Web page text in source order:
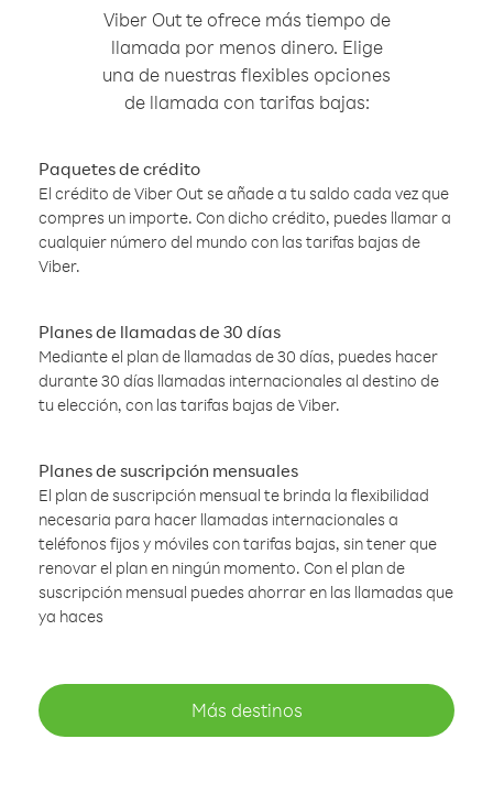
Viber Out te ofrece más tiempo de
llamada por menos dinero. Elige
una de nuestras flexibles opciones
de llamada con tarifas bajas:
Paquetes de crédito
El crédito de Viber Out se añade a tu saldo cada vez que
compres un importe. Con dicho crédito, puedes llamar a
cualquier número del mundo con las tarifas bajas de
Viber.
Planes de llamadas de 30 días
Mediante el plan de llamadas de 30 días, puedes hacer
durante 30 días llamadas internacionales al destino de
tu elección, con las tarifas bajas de Viber.
Planes de suscripción mensuales
El plan de suscripción mensual te brinda la flexibilidad
necesaria para hacer llamadas internacionales a
teléfonos fijos y móviles con tarifas bajas, sin tener que
renovar el plan en ningún momento. Con el plan de
suscripción mensual puedes ahorrar en las llamadas que
ya haces
Más destinos